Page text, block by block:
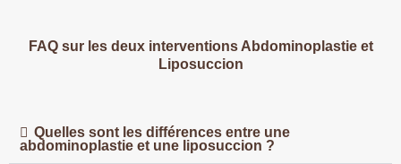
FAQ sur les deux interventions Abdominoplastie et
Liposuccion
Quelles sont les différences entre une
abdominoplastie et une liposuccion ?